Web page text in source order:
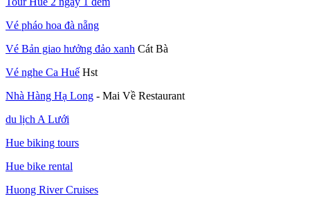
Vé pháo hoa đà nẵng
Vé Bản giao hưởng đảo xanh Cát Bà
Vé nghe Ca Huế Hst
Nhà Hàng Hạ Long - Mai Về Restaurant
du lịch A Lưới
Hue biking tours
Hue bike rental
Huong River Cruises